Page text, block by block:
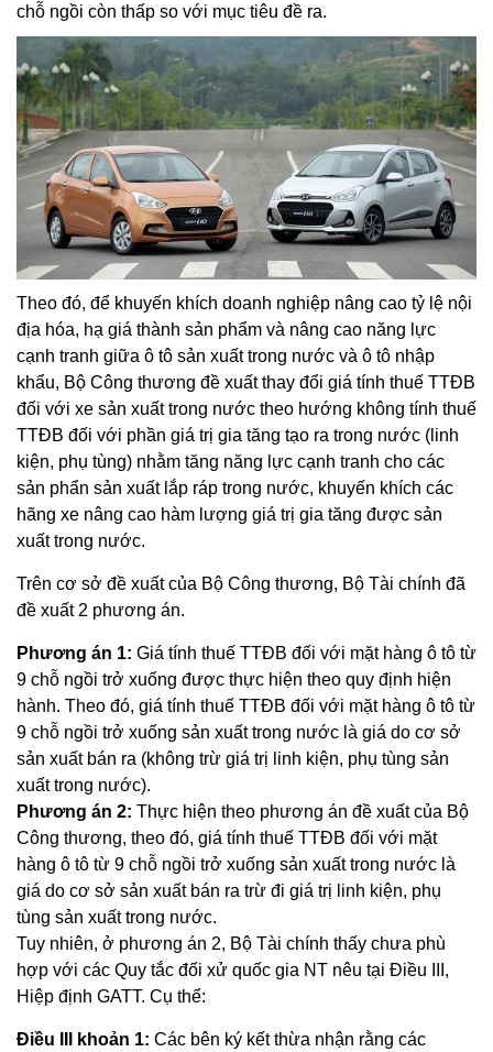
chỗ ngồi còn thấp so với mục tiêu đề ra.
Theo đó, để khuyến khích doanh nghiệp nâng cao tỷ lệ nội
địa hóa, hạ giá thành sản phẩm và nâng cao năng lực
cạnh tranh giữa ô tô sản xuất trong nước và ô tô nhập
khẩu, Bộ Công thương đề xuất thay đổi giá tính thuế TTĐB
đối với xe sản xuất trong nước theo hướng không tính thuế
TTĐB đối với phần giá trị gia tăng tạo ra trong nước (linh
kiện, phụ tùng) nhằm tăng năng lực cạnh tranh cho các
sản phẩn sản xuất lắp ráp trong nước, khuyến khích các
hãng xe nâng cao hàm lượng giá trị gia tăng được sản
xuất trong nước.
Trên cơ sở đề xuất của Bộ Công thương, Bộ Tài chính đã
đề xuất 2 phương án.
Phương án 1: Giá tính thuế TTĐB đối với mặt hàng ô tô từ
9 chỗ ngồi trở xuống được thực hiện theo quy định hiện
hành. Theo đó, giá tính thuế TTĐB đối với mặt hàng ô tô từ
9 chỗ ngồi trở xuống sản xuất trong nước là giá do cơ sở
sản xuất bán ra (không trừ giá trị linh kiện, phụ tùng sản
xuất trong nước).
Phương án 2: Thực hiện theo phương án đề xuất của Bộ
Công thương, theo đó, giá tính thuế TTĐB đối với mặt
hàng ô tô từ 9 chỗ ngồi trở xuống sản xuất trong nước là
giá do cơ sở sản xuất bán ra trừ đi giá trị linh kiện, phụ
tùng sản xuất trong nước.
Tuy nhiên, ở phương án 2, Bộ Tài chính thấy chưa phù
hợp với các Quy tắc đối xử quốc gia NT nêu tại Điều III,
Hiệp định GATT. Cụ thể:
Điều III khoản 1: Các bên ký kết thừa nhận rằng các